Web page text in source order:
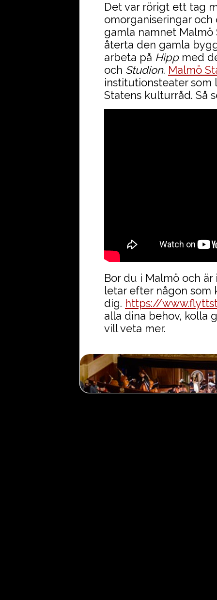
Det var rörigt ett tag
omorganiseringar
gamla namnet
återta den gamla
arbeta på Hippmed
och Studion. Malmö
institutionsteater som
Statens kulturråd. Så
Bor du i Malmö och
letar efter någon som
dig. https://
alla dina behov, kolla
vill veta mer.